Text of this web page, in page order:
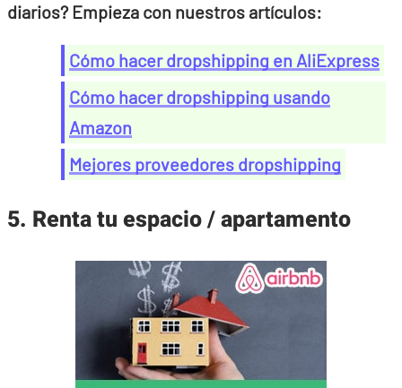
diarios? Empieza con nuestros artículos:
Cómo hacer dropshipping en AliExpress
Cómo hacer dropshipping usando
Amazon
Mejores proveedores dropshipping
5. Renta tu espacio / apartamento